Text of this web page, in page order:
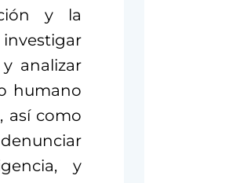
y la
analizar
humano
así como
y